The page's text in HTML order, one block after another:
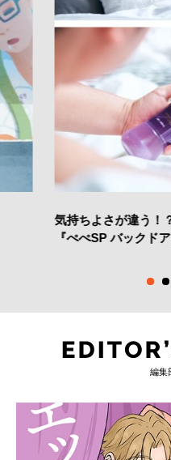
気持ちよさが違う！
『ぺぺSP バックド
編集